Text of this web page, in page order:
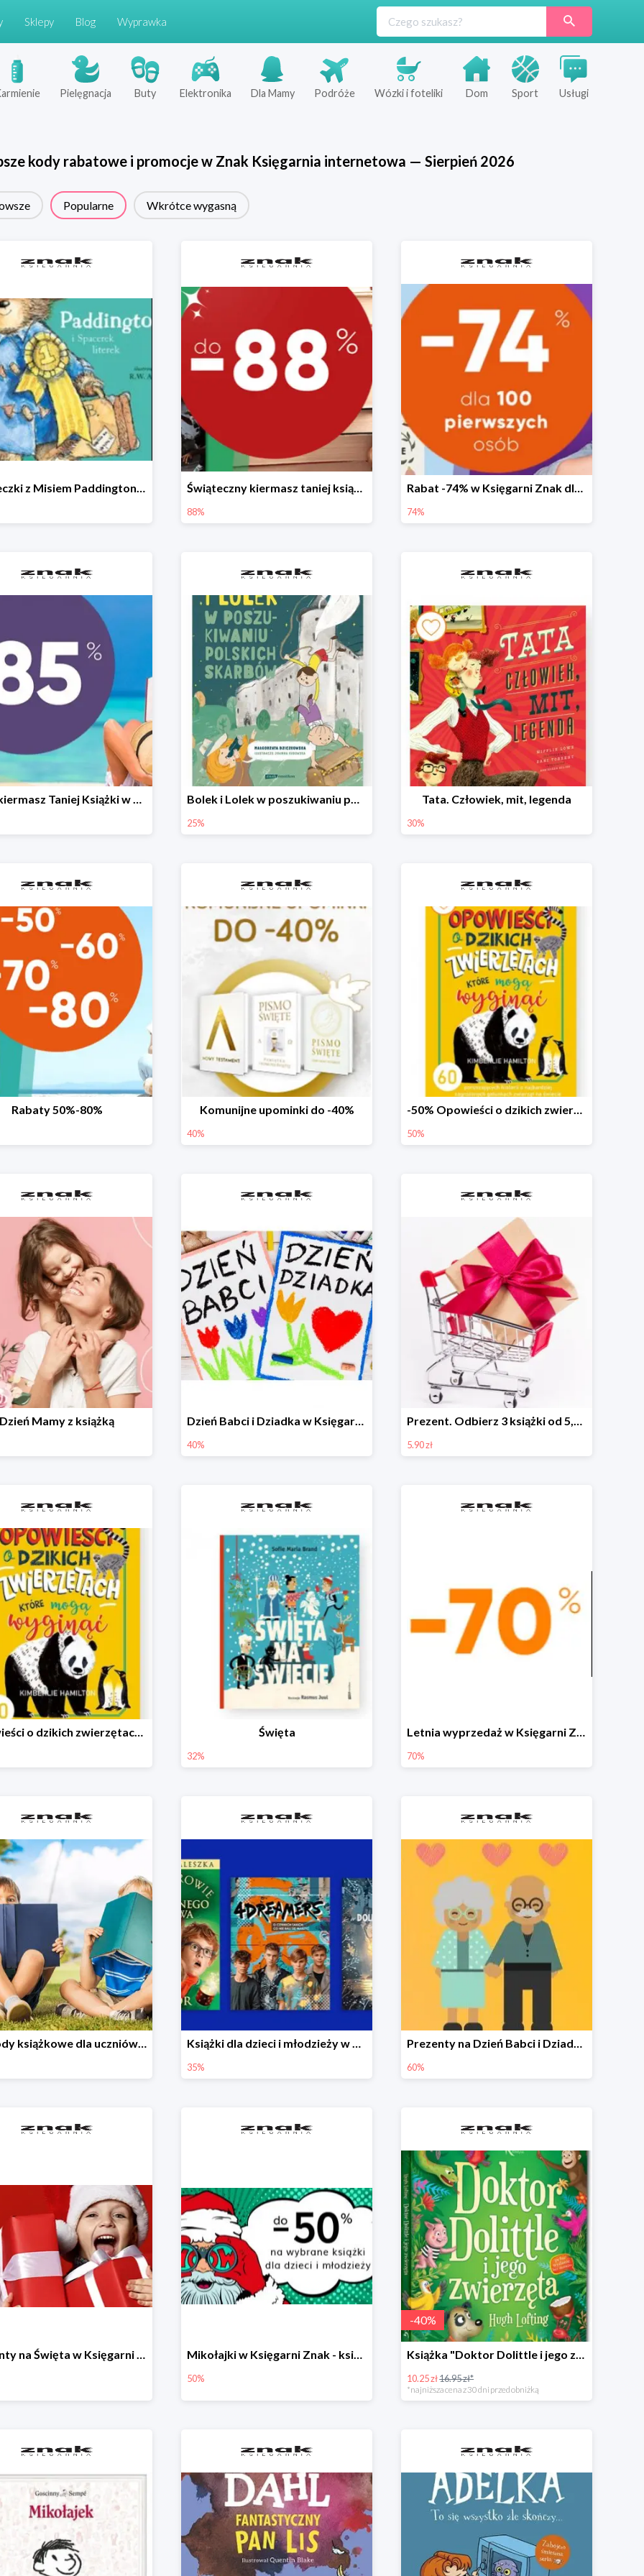
Sklepy Blog Wyprawka
Pielęgnacja Buty Elektronika Dla Mamy Podróże Wózki i foteliki Dom Sport Usługi
kody rabatowe i promocje w Znak Księgarnia internetowa — Sierpień 2026
Popularne Wkrótce wygasną
Książeczki z Misiem Paddingtonem do -50% Świąteczny kiermasz taniej książki
88%
Rabat -74% w Księgarni Znak dla 100 pierwszych osób!
74%
Letni kiermasz Taniej Książki w Ksiegarni Znak do -85%! Bolek i Lolek w poszukiwaniu polskich skarbów
25%
Tata. Człowiek, mit, legenda
30%
Rabaty 50%-80% Komunijne upominki do -40%
40%
-50% Opowieści o dzikich zwierzętach
50%
Dzień Mamy z książką Dzień Babci i Dziadka w Księgarni Znak do -40%
40%
Prezent. Odbierz 3 książki od 5,90zł
5.90 zł
Opowieści o dzikich zwierzętach, które mogą wyginąć. Święta
32%
Letnia wyprzedaż w Księgarni Znak do -70%
70%
Nagrody książkowe dla uczniów na koniec roku szkolnego w Księgarni Znak do -45% Książki dla dzieci i młodzieży w Księgarni Znak do -35%
35%
Prezenty na Dzień Babci i Dziadka w Księgarni Znak do -60%
60%
Prezenty na Święta w Księgarni Znak -50% Mikołajki w Księgarni Znak - książki dla dzieci i młodzieży do -50%
50%
-40%
Książka "Doktor Dolittle i jego zwierzęta" -40%
10.25 zł16.95 zł*
*najniższa cena z 30 dni przed obniżką